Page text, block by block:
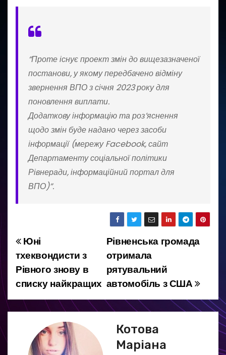
“Проте існує проект змін до вищезазначеної
постанови, у якому передбачено відміну
звернення ВПО з січня 2023 року для
поновлення виплати.
Додаткову інформацію та роз’яснення
щодо змін буде надано через засоби
інформації (мережу Facebook, сайт
Департаменту соціальної політики
Рівнеради, інформаційний портал для
ВПО)”.
Н
а
в
і
Рівненська громада
отримала
рятувальний
автомобіль з США
Юні
тхеквондисти з
Рівного знову в
списку найкращих
Котова
Маріана